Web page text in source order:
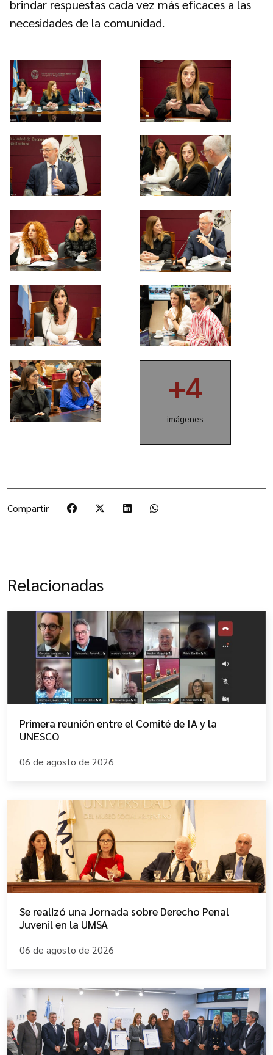
brindar respuestas cada vez más eficaces a las
necesidades de la comunidad.
+4
imágenes
Compartir
Relacionadas
Primera reunión entre el Comité de IA y la
UNESCO
06 de agosto de 2026
Se realizó una Jornada sobre Derecho Penal
Juvenil en la UMSA
06 de agosto de 2026